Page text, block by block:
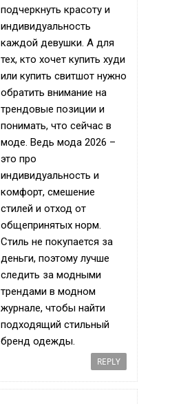
подчеркнуть красоту и
индивидуальность
каждой девушки. А для
тех, кто хочет купить худи
или купить свитшот нужно
обратить внимание на
трендовые позиции и
понимать, что сейчас в
моде. Ведь мода 2026 –
это про
индивидуальность и
комфорт, смешение
стилей и отход от
общепринятых норм.
Стиль не покупается за
деньги, поэтому лучше
следить за модными
трендами в модном
журнале, чтобы найти
подходящий стильный
бренд одежды.
REPLY